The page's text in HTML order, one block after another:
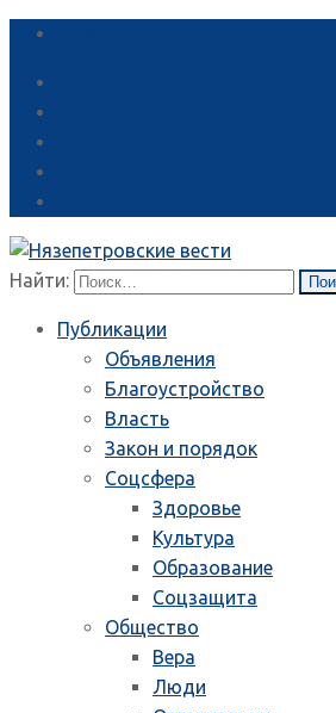
Найти:
Публикации
Объявления
Благоустройство
Власть
Закон и порядок
Соцсфера
Здоровье
Культура
Образование
Соцзащита
Общество
Вера
Люди